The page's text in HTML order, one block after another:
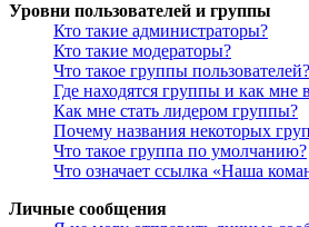
Уровни пользователей и группы
Кто такие администраторы?
Кто такие модераторы?
Что такое группы пользователей?
Где находятся группы и как мне
Как мне стать лидером группы?
Почему названия некоторых
Что такое группа по умолчанию?
Что означает ссылка «Наша
Личные сообщения